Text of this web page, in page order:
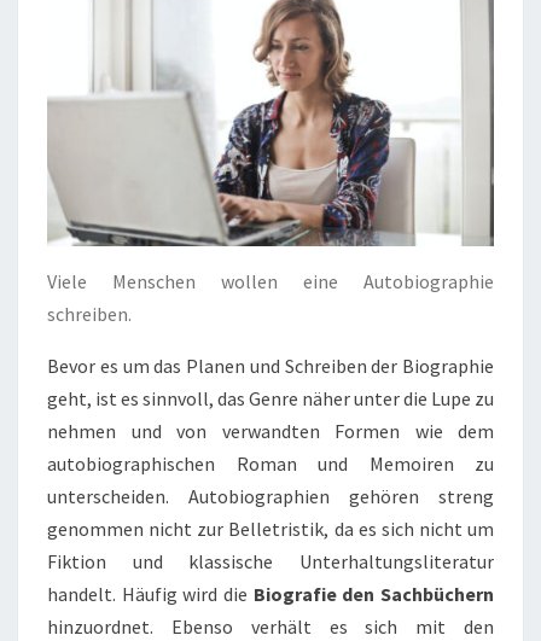
Viele Menschen wollen eine Autobiographie
schreiben.
Bevor es um das Planen und Schreiben der Biographie
geht, ist es sinnvoll, das Genre näher unter die Lupe zu
nehmen und von verwandten Formen wie dem
autobiographischen Roman und Memoiren zu
unterscheiden. Autobiographien gehören streng
genommen nicht zur Belletristik, da es sich nicht um
Fiktion und klassische Unterhaltungsliteratur
handelt. Häufig wird die Biografie den Sachbüchern
hinzuordnet. Ebenso verhält es sich mit den